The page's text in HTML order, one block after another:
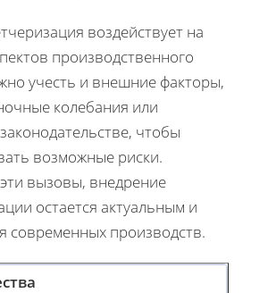
воздействует на
производственного
учесть и внешние факторы,
колебания или
чтобы
возможные риски.
вызовы, внедрение
остается актуальным и
современных производств.